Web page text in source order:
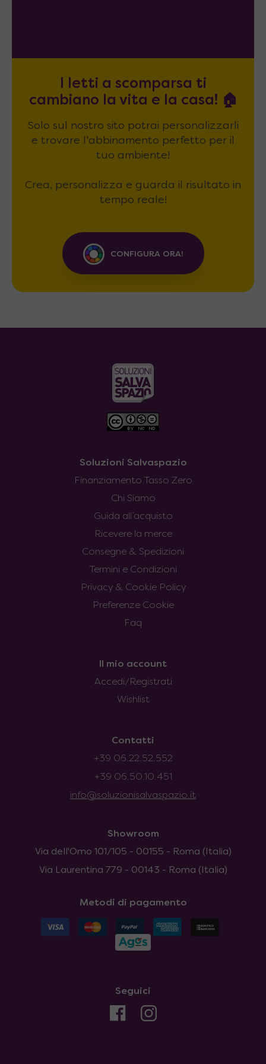
I letti a scomparsa ti
cambiano la vita e la casa! 🏠
Solo sul nostro sito potrai personalizzarli
e trovare l'abbinamento perfetto per il
tuo ambiente!
Crea, personalizza e guarda il risultato in
tempo reale!
CONFIGURA ORA!
Soluzioni Salvaspazio
Finanziamento Tasso Zero
Chi Siamo
Guida all’acquisto
Ricevere la merce
Consegne & Spedizioni
Termini e Condizioni
Privacy & Cookie Policy
Preferenze Cookie
Faq
Il mio account
Accedi/Registrati
Wishlist
Contatti
+39 06.22.52.552
+39 06.50.10.451
info@soluzionisalvaspazio.it
Showroom
Via dell'Omo 101/105 - 00155 - Roma (Italia)
Via Laurentina 779 - 00143 - Roma (Italia)
Metodi di pagamento
Seguici